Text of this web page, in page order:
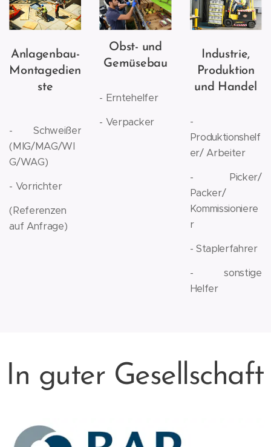
Anlagenbau-
Montagedien
ste
- Schweißer
(MIG/MAG/WI
G/WAG)
- Vorrichter
(Referenzen
auf Anfrage)
Obst- und
Gemüsebau
- Erntehelfer
- Verpacker
Industrie,
Produktion
und Handel
-
Produktionshelf
er/ Arbeiter
- Picker/
Packer/
Kommissioniere
r
- Staplerfahrer
- sonstige
Helfer
In guter Gesellschaft